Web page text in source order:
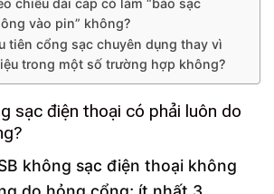
chiều dài cáp có làm “báo sạc
vào pin” không?
tiên cổng sạc chuyên dụng thay vì
trong một số trường hợp không?
sạc điện thoại có phải luôn do
không sạc điện thoại không